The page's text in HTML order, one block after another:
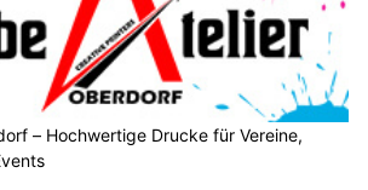
– Hochwertige Drucke für Vereine,